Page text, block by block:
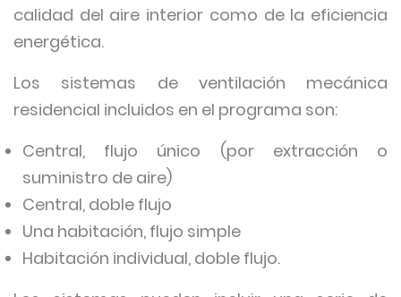
calidad del aire interior como de la eficiencia
energética.
Los sistemas de ventilación mecánica
residencial incluidos en el programa son:
Central, flujo único (por extracción o
suministro de aire)
Central, doble flujo
Una habitación, flujo simple
Habitación individual, doble flujo.